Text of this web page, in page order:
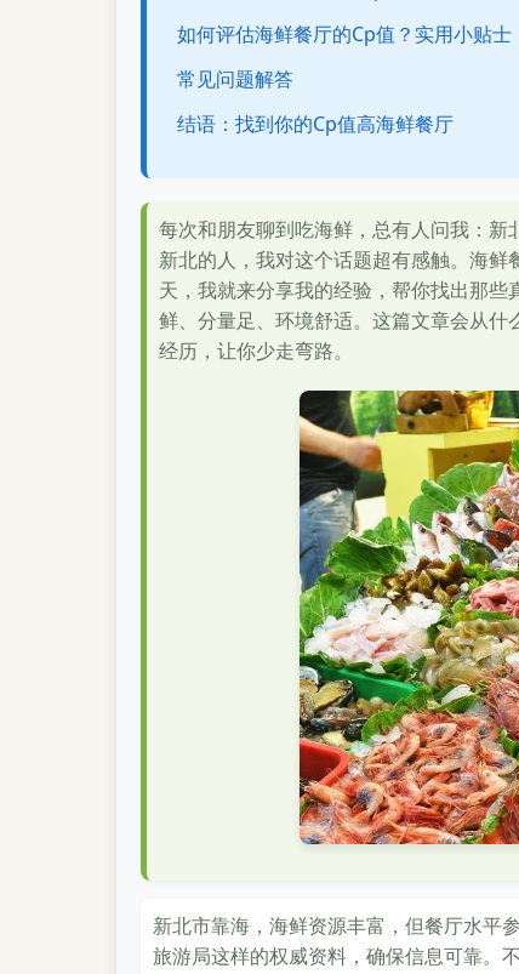
如何评估海鲜餐厅的Cp值？实用小贴士
常见问题解答
结语：找到你的Cp值高海鲜餐厅
每次和朋友聊到吃海鲜，总有人问我：
新北的人，我对这个话题超有感触。海
天，我就来分享我的经验，帮你找出那
鲜、分量足、环境舒适。这篇文章会从
经历，让你少走弯路。
新北市靠海，海鲜资源丰富，但餐厅水平
旅游局这样的权威资料，确保信息可靠。